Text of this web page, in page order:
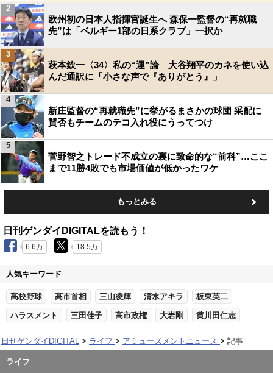
欧州初の日本人指揮官誕生へ 森保一監督の“再就職
先”は「ベルギー1部の日系クラブ」一択か
2
萩本欽一〈34〉私の“運”論 大谷翔平のカネを使い込
んだ通訳に「小さな声で『ありがとう』」
3
新庄監督の“再就職先”に挙がるまさかの球団 采配に
賛否もチームのテコ入れ役にうってつけ
4
菅野智之トレード不成立の裏に致命的な“前科”…ここ
まで11勝4敗でも市場価値が低かったワケ
5
もっとみる
日刊ゲンダイDIGITALを読もう！
6.6万 18.5万
人気キーワード
高校野球 高市首相 三山凌輝 清水アキラ 板東英二
ハラスメント 三田佳子 高市政権 大岩剛 黄川田仁志
日刊ゲンダイDIGITAL ライフ アミューズメントニュース 記事
ライフ